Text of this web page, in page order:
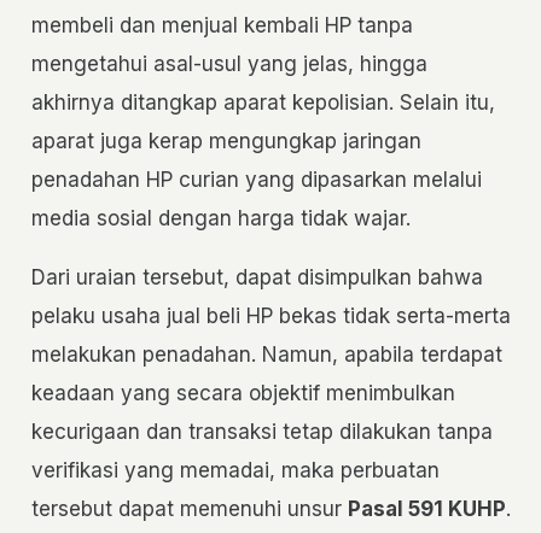
membeli dan menjual kembali HP tanpa
mengetahui asal-usul yang jelas, hingga
akhirnya ditangkap aparat kepolisian. Selain itu,
aparat juga kerap mengungkap jaringan
penadahan HP curian yang dipasarkan melalui
media sosial dengan harga tidak wajar.
Dari uraian tersebut, dapat disimpulkan bahwa
pelaku usaha jual beli HP bekas tidak serta-merta
melakukan penadahan. Namun, apabila terdapat
keadaan yang secara objektif menimbulkan
kecurigaan dan transaksi tetap dilakukan tanpa
verifikasi yang memadai, maka perbuatan
tersebut dapat memenuhi unsur Pasal 591 KUHP.